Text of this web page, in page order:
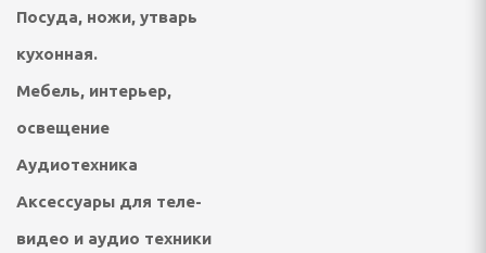
машины
морозильники
Посуда, ножи, утварь
кухонная.
Мебель, интерьер,
освещение
Аудиотехника
Аксессуары для теле-
видео и аудио техники